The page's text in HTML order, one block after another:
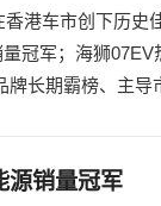
香港车市创下历
冠军；海狮
牌长期霸榜、主
源销量冠军